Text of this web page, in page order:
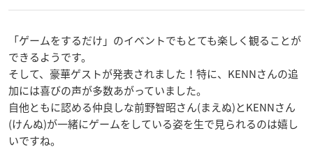
「ゲームをするだけ」のイベントでもとても楽しく観ることが
できるようです。
そして、豪華ゲストが発表されました！特に、KENNさんの追
加には喜びの声が多数あがっていました。
自他ともに認める仲良しな前野智昭さん(まえぬ)とKENNさん
(けんぬ)が一緒にゲームをしている姿を生で見られるのは嬉し
いですね。